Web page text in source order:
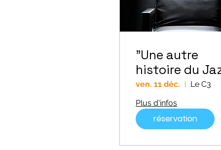
"Une autre
histoire du
ven. 11 déc.
Le C3
Plus d'infos
réservation